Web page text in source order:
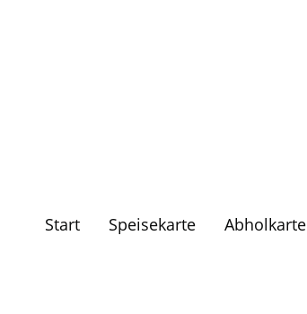
Start Speisekarte Abholkarte